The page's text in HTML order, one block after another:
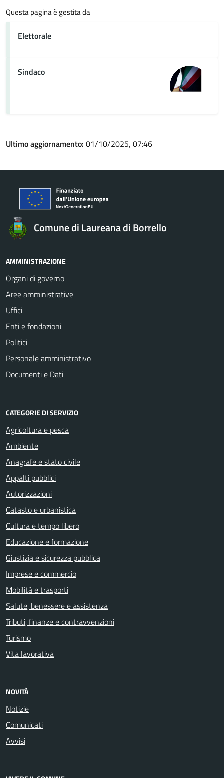
Questa pagina è gestita da
Elettorale
Sindaco
Ultimo aggiornamento: 01/10/2025, 07:46
Comune di Laureana di Borrello
AMMINISTRAZIONE
Organi di governo
Aree amministrative
Uffici
Enti e fondazioni
Politici
Personale amministrativo
Documenti e Dati
CATEGORIE DI SERVIZIO
Agricoltura e pesca
Ambiente
Anagrafe e stato civile
Appalti pubblici
Autorizzazioni
Catasto e urbanistica
Cultura e tempo libero
Educazione e formazione
Giustizia e sicurezza pubblica
Imprese e commercio
Mobilità e trasporti
Salute, benessere e assistenza
Tributi, finanze e contravvenzioni
Turismo
Vita lavorativa
NOVITÀ
Notizie
Comunicati
Avvisi